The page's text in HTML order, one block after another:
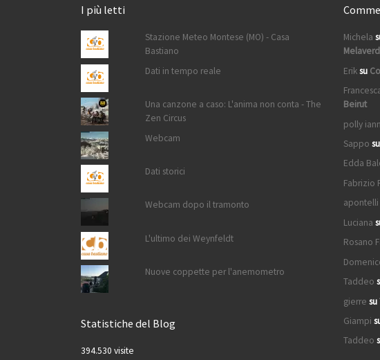
I più letti
Stazione Meteo Montese (MO) - Casa
Bastiano
Dati in tempo reale
Una canzone a caso: L'anima non conta - The
Zen Circus
Webcam
Dati storici
Webcam dopo il tramonto
L'ultimo dei Weynfeldt
Nuove coppette per l'anemometro
Statistiche del Blog
394.530 visite
Michela
Eriksu
Beirut
polly
Sappo su
Edda
Fabrizio
apontelli
Luciana
Rosano
Taddeo
gierre su
Giampi
Taddeo